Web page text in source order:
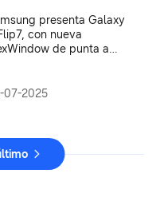
presenta Galaxy
con nueva
de punta a
07-2025